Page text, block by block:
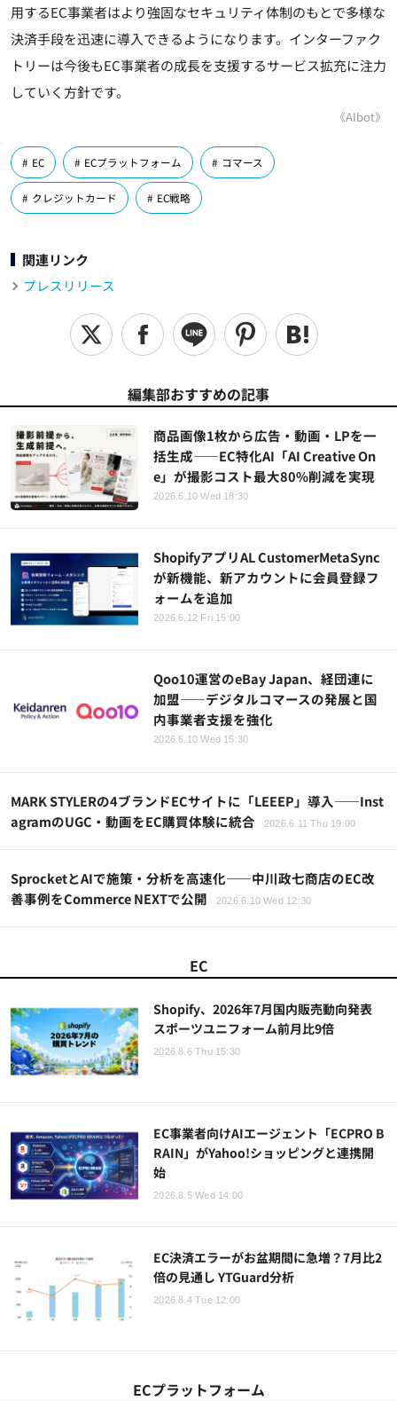
用するEC事業者はより強固なセキュリティ体制のもとで多様な
決済手段を迅速に導入できるようになります。インターファク
トリーは今後もEC事業者の成長を支援するサービス拡充に注力
していく方針です。
《AIbot》
EC ECプラットフォーム コマース
クレジットカード EC戦略
関連リンク
プレスリリース
編集部おすすめの記事
商品画像1枚から広告・動画・LPを一
括生成――EC特化AI「AI Creative On
e」が撮影コスト最大80%削減を実現
2026.6.10 Wed 18:30
ShopifyアプリAL CustomerMetaSync
が新機能、新アカウントに会員登録フ
ォームを追加
2026.6.12 Fri 15:00
Qoo10運営のeBay Japan、経団連に
加盟——デジタルコマースの発展と国
内事業者支援を強化
2026.6.10 Wed 15:30
MARK STYLERの4ブランドECサイトに「LEEEP」導入——Inst
agramのUGC・動画をEC購買体験に統合
2026.6.11 Thu 19:00
SprocketとAIで施策・分析を高速化――中川政七商店のEC改
善事例をCommerce NEXTで公開
2026.6.10 Wed 12:30
EC
Shopify、2026年7月国内販売動向発表
スポーツユニフォーム前月比9倍
2026.8.6 Thu 15:30
EC事業者向けAIエージェント「ECPRO B
RAIN」がYahoo!ショッピングと連携開
始
2026.8.5 Wed 14:00
EC決済エラーがお盆期間に急増？7月比2
倍の見通し YTGuard分析
2026.8.4 Tue 12:00
ECプラットフォーム